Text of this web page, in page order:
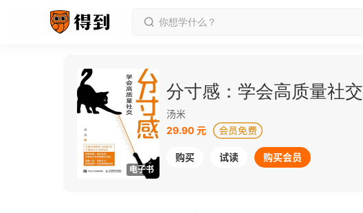
电子书
分寸感：学会高质量社交
汤米
29.90 元
购买 试读 购买会员